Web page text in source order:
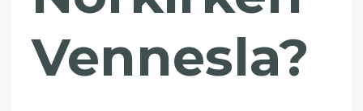
Vennesla?